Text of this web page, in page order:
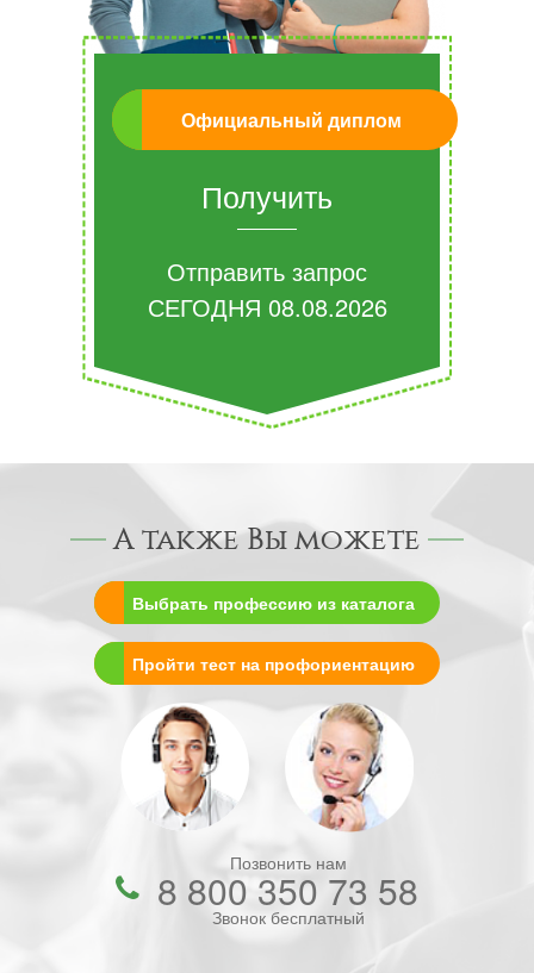
Официальный диплом
Получить
Отправить запрос
СЕГОДНЯ 08.08.2026
А также Вы можете
Выбрать профессию из каталога
Пройти тест на профориентацию
Позвонить нам
8 800 350 73 58
Звонок бесплатный